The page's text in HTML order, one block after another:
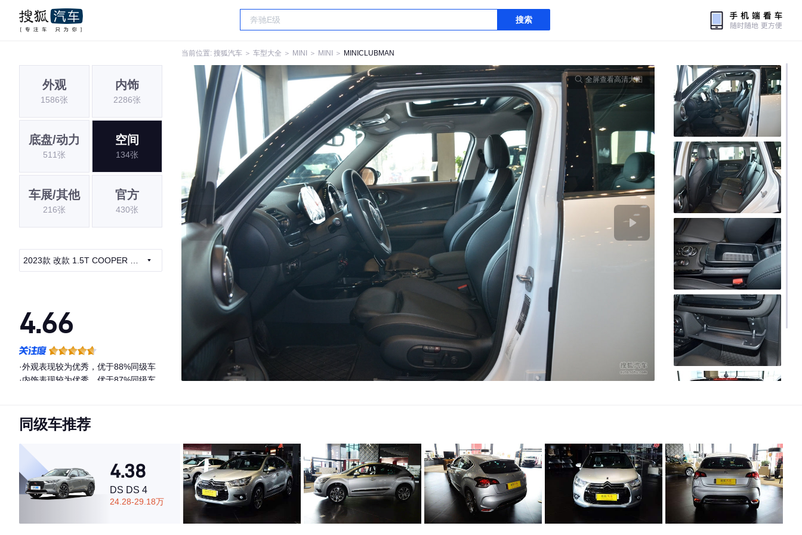
搜索
当前位置: 搜狐汽车 ＞ 车型大全 ＞ MINI ＞ MINI ＞ MINICLUBMAN
外观
1586张
内饰
2286张
底盘/动力
511张
空间
134张
车展/其他
216张
官方
430张
2023款 改款 1.5T COOPER 经
4.66
·外观表现较为优秀，优于88%同级车
·内饰表现较为优秀，优于87%同级车
全屏查看高清大图
同级车推荐
4.38
DS DS 4
24.28-29.18万